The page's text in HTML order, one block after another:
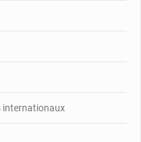
internationaux